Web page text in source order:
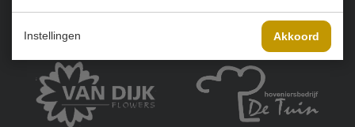
Instellingen Akkoord